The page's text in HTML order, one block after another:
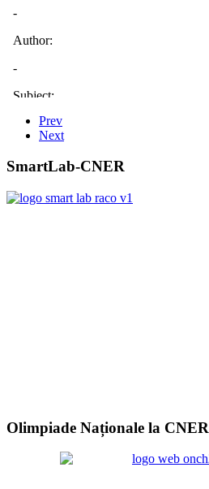
Prev
Next
SmartLab-CNER
Olimpiade Naționale la CNER